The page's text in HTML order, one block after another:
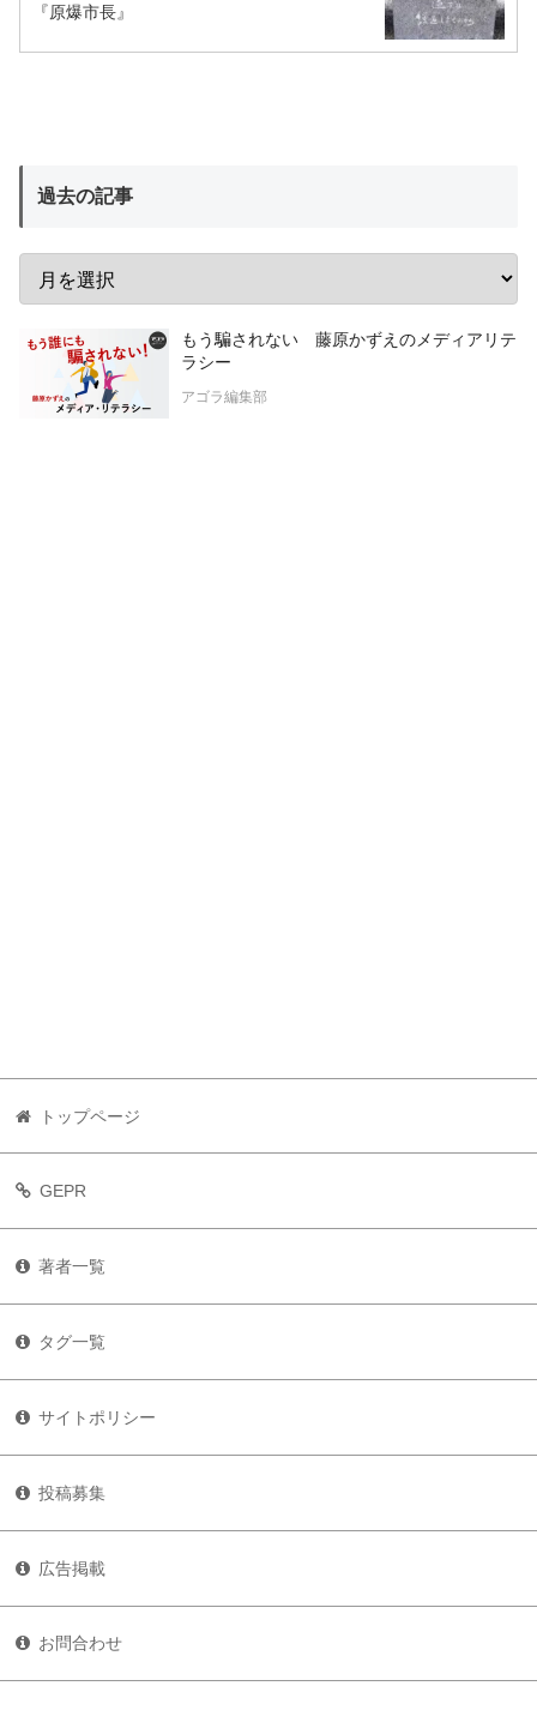
『原爆市長』
過去の記事
もう騙されない 藤原かずえのメディアリテ
ラシー
アゴラ編集部
トップページ
GEPR
著者一覧
タグ一覧
サイトポリシー
投稿募集
広告掲載
お問合わせ